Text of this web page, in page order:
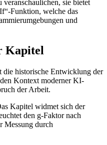
sie bietet
Funktion, welche das
und
Kapitel
die historische Entwicklung der
Kontext moderner KI-
der Arbeit.
Kapitel widmet sich der
den g-Faktor nach
Messung durch